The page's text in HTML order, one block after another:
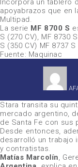
Incorpora un tablero
apoyabrazos que en
Multipad.
La serie MF 8700 S
S (270 CV), MF 8730 S
S (350 CV) MF 8737 S
Fuente: Maquinac
Stara transita su
mercado argentino,
de Santa Fe con sus
Desde entonces,
desarrolló un trabajo
y contratistas.
Matías Marcolín,